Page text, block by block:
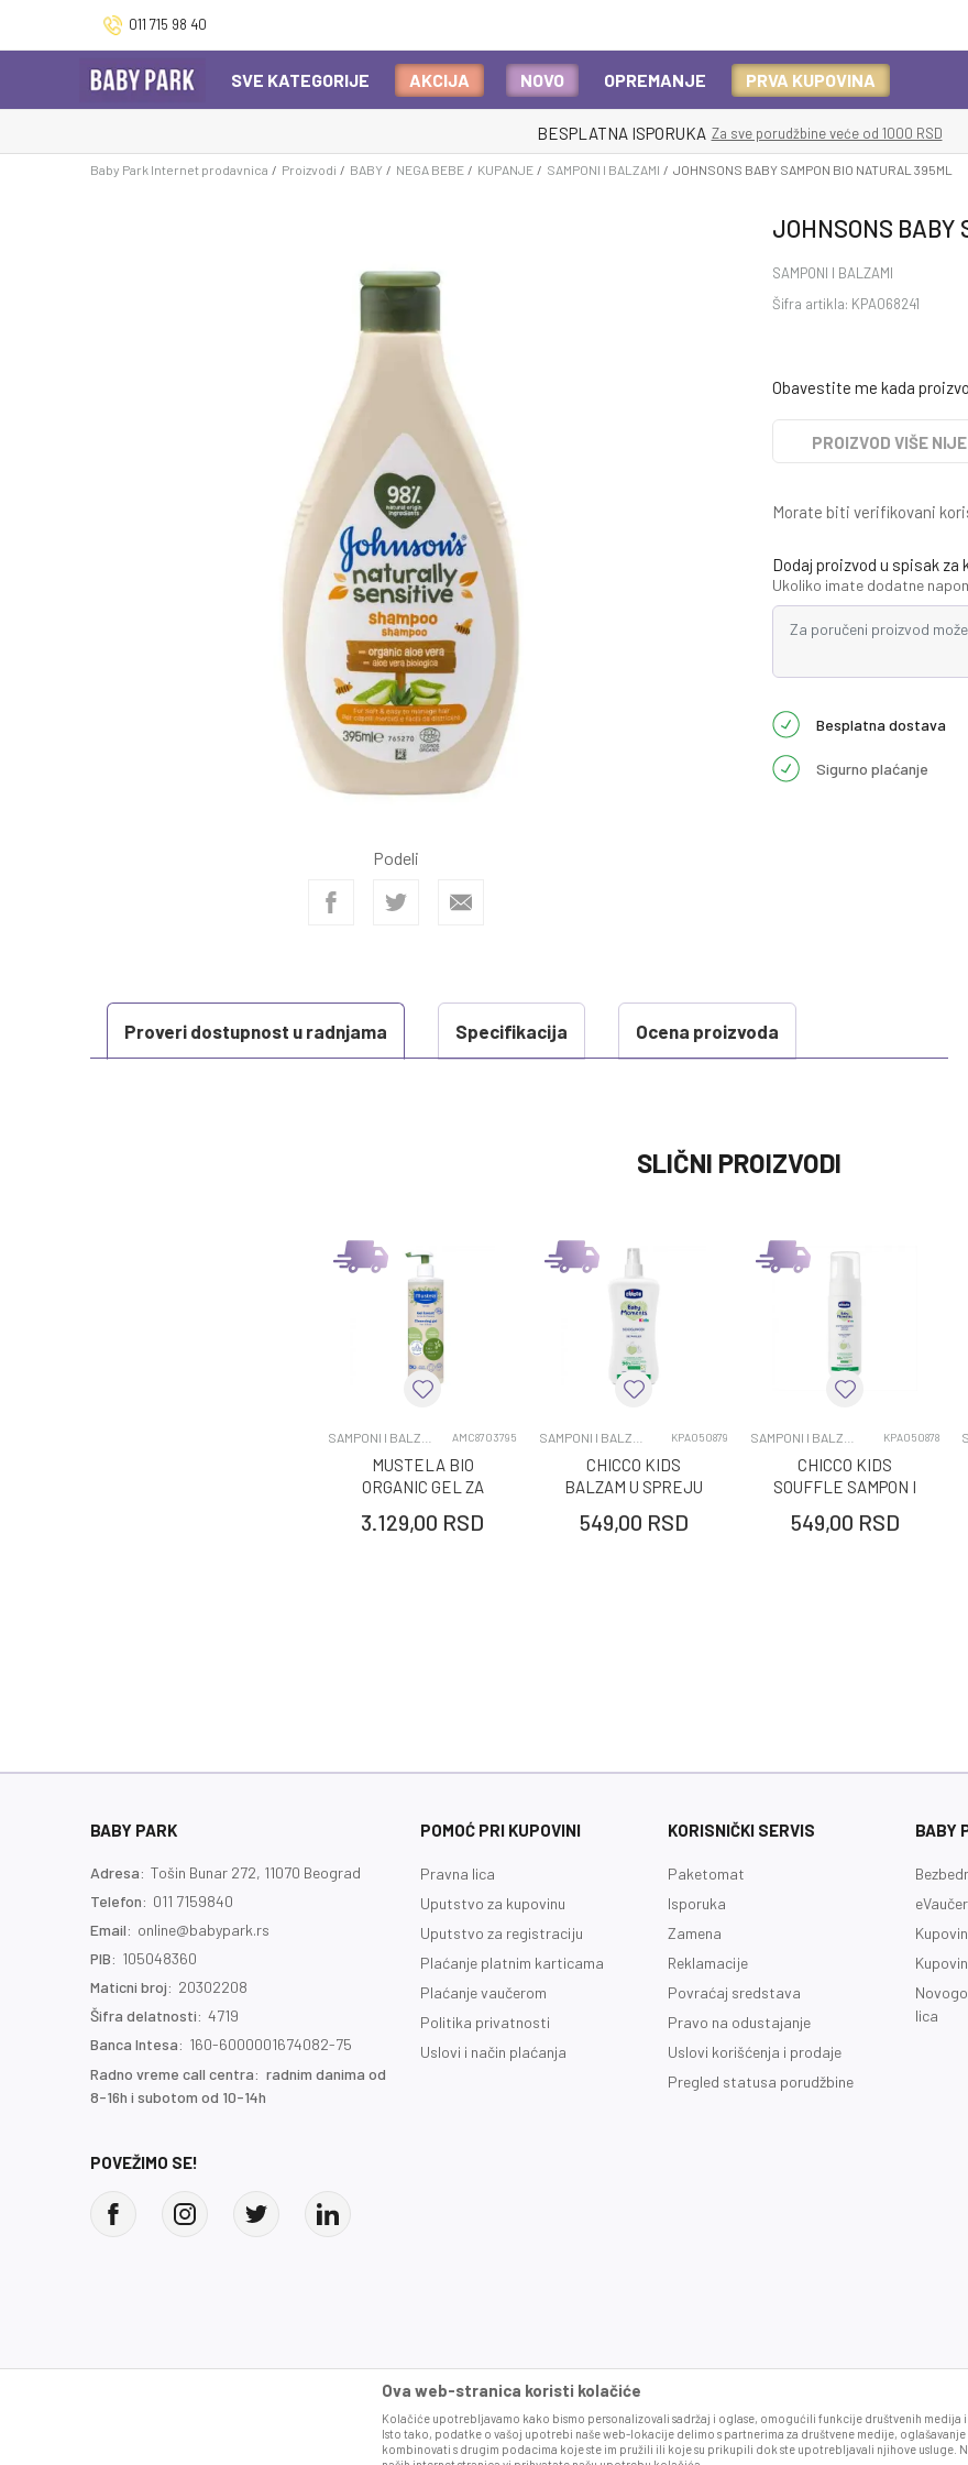
011 715 98 40
SVE KATEGORIJE AKCIJA NOVO OPREMANJE PRVA KUPOVINA
BESPLATNA ISPORUKA Za sve porudžbine veće od 1000 RSD
Baby Park Internet prodavnica Proizvodi BABY NEGA BEBE KUPANJE SAMPONI I BALZAMI JOHNSONS BABY SAMPON BIO NATURAL 395ML
Podeli
JOHNSONS BABY
SAMPONI I BALZAMI
Šifra artikla: KPA068241
Obavestite me kada
PROIZVOD VIŠE
Morate biti verifikovani
Dodaj proizvod u spisak za
Ukoliko imate dodatne
Besplatna dostava
Sigurno plaćanje
Proveri dostupnost u radnjama Specifikacija Ocena proizvoda
SAMPONI I BALZAMI
6M+
JOHNSON KOZMETIKA
SAMPONI I BALZAMI
SLIČNI PROIZVODI
AMC8703795
MUSTELA BIO
ORGANIC GEL ZA
TELA 400ML
3.129,00 RSD
KPA050879
CHICCO KIDS
BALZAM U SPREJU
549,00 RSD
KPA050878
CHICCO KIDS
SOUFFLE SAMPON I
549,00 RSD
BABY PARK
Adresa: Tošin Bunar 272, 11070 Beograd
Telefon: 011 7159840
Email: online@babypark.rs
PIB: 105048360
Maticni broj: 20302208
Šifra delatnosti: 4719
Banca Intesa: 160-6000001674082-75
Radno vreme call centra: radnim danima od
8-16h i subotom od 10-14h
POMOĆ PRI KUPOVINI
Pravna lica
Uputstvo za kupovinu
Uputstvo za registraciju
Plaćanje platnim karticama
Plaćanje vaučerom
Politika privatnosti
Uslovi i način plaćanja
KORISNIČKI SERVIS
Paketomat
Isporuka
Zamena
Reklamacije
Povraćaj sredstava
Pravo na odustajanje
Uslovi korišćenja i prodaje
Pregled statusa porudžbine
BABY
lica
POVEŽIMO SE!
Ova web-stranica koristi kolačiće
Kolačiće upotrebljavamo kako bismo personalizovali sadržaj i oglase, omogućili funkcije društvenih medija i
Isto tako, podatke o vašoj upotrebi naše web-lokacije delimo s partnerima za društvene medije, oglašavanje
kombinovati s drugim podacima koje ste im pružili ili koje su prikupili dok ste upotrebljavali njihove usluge.